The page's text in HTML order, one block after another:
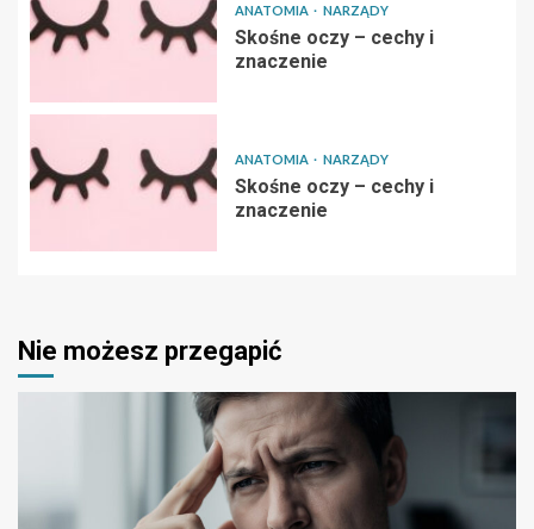
ANATOMIA NARZĄDY
Skośne oczy – cechy i
znaczenie
ANATOMIA NARZĄDY
Skośne oczy – cechy i
znaczenie
Nie możesz przegapić